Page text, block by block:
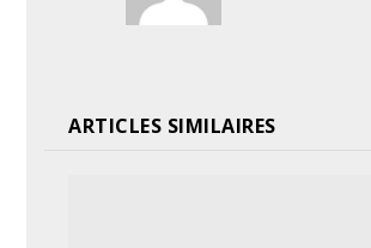
ARTICLES SIMILAIRES